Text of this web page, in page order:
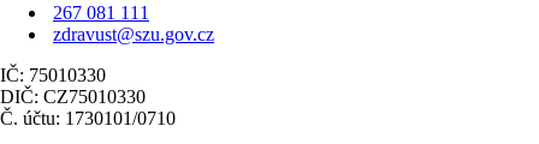
267 081 111
zdravust@szu.gov.cz
IČ: 75010330
DIČ: CZ75010330
Č. účtu: 1730101/0710